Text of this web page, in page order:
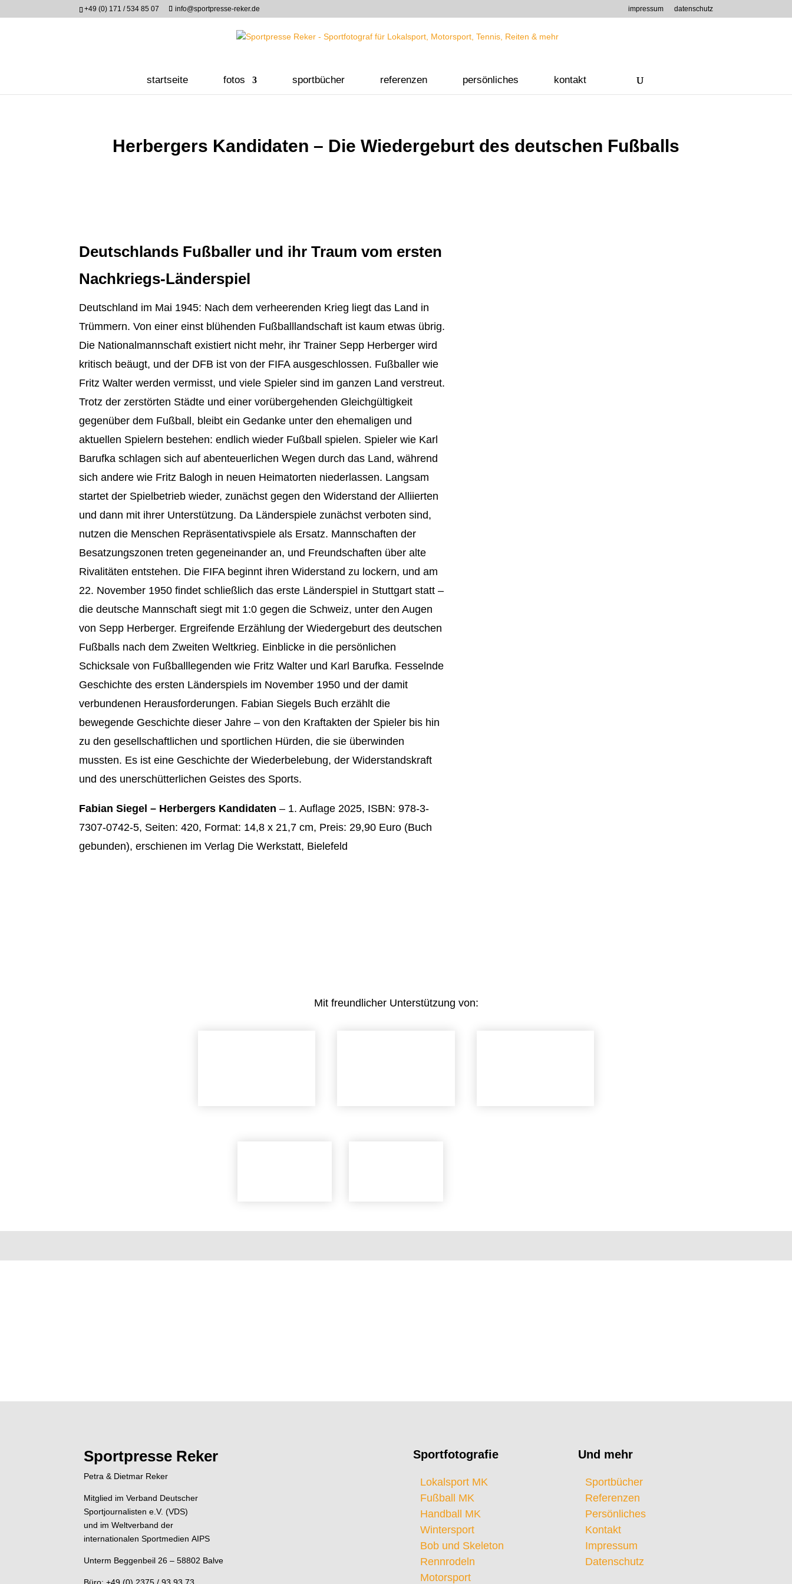
+49 (0) 171 / 534 85 07 info@sportpresse-reker.de impressum datenschutz
startseite fotos sportbücher referenzen persönliches kontakt
Herbergers Kandidaten – Die Wiedergeburt des deutschen Fußballs
Deutschlands Fußballer und ihr Traum vom ersten
Nachkriegs-Länderspiel
Deutschland im Mai 1945: Nach dem verheerenden Krieg liegt das Land in
Trümmern. Von einer einst blühenden Fußballlandschaft ist kaum etwas übrig.
Die Nationalmannschaft existiert nicht mehr, ihr Trainer Sepp Herberger wird
kritisch beäugt, und der DFB ist von der FIFA ausgeschlossen. Fußballer wie
Fritz Walter werden vermisst, und viele Spieler sind im ganzen Land verstreut.
Trotz der zerstörten Städte und einer vorübergehenden Gleichgültigkeit
gegenüber dem Fußball, bleibt ein Gedanke unter den ehemaligen und
aktuellen Spielern bestehen: endlich wieder Fußball spielen. Spieler wie Karl
Barufka schlagen sich auf abenteuerlichen Wegen durch das Land, während
sich andere wie Fritz Balogh in neuen Heimatorten niederlassen. Langsam
startet der Spielbetrieb wieder, zunächst gegen den Widerstand der Alliierten
und dann mit ihrer Unterstützung. Da Länderspiele zunächst verboten sind,
nutzen die Menschen Repräsentativspiele als Ersatz. Mannschaften der
Besatzungszonen treten gegeneinander an, und Freundschaften über alte
Rivalitäten entstehen. Die FIFA beginnt ihren Widerstand zu lockern, und am
22. November 1950 findet schließlich das erste Länderspiel in Stuttgart statt –
die deutsche Mannschaft siegt mit 1:0 gegen die Schweiz, unter den Augen
von Sepp Herberger. Ergreifende Erzählung der Wiedergeburt des deutschen
Fußballs nach dem Zweiten Weltkrieg. Einblicke in die persönlichen
Schicksale von Fußballlegenden wie Fritz Walter und Karl Barufka. Fesselnde
Geschichte des ersten Länderspiels im November 1950 und der damit
verbundenen Herausforderungen. Fabian Siegels Buch erzählt die
bewegende Geschichte dieser Jahre – von den Kraftakten der Spieler bis hin
zu den gesellschaftlichen und sportlichen Hürden, die sie überwinden
mussten. Es ist eine Geschichte der Wiederbelebung, der Widerstandskraft
und des unerschütterlichen Geistes des Sports.
Fabian Siegel – Herbergers Kandidaten – 1. Auflage 2025, ISBN: 978-3-
7307-0742-5, Seiten: 420, Format: 14,8 x 21,7 cm, Preis: 29,90 Euro (Buch
gebunden), erschienen im Verlag Die Werkstatt, Bielefeld
Mit freundlicher Unterstützung von:
Sportpresse Reker
Petra & Dietmar Reker
Mitglied im Verband Deutscher
Sportjournalisten e.V. (VDS)
und im Weltverband der
internationalen Sportmedien AIPS
Unterm Beggenbeil 26 – 58802 Balve
Sportfotografie
Lokalsport MK
Fußball MK
Handball MK
Wintersport
Bob und Skeleton
Rennrodeln
Motorsport
Und mehr
Sportbücher
Referenzen
Persönliches
Kontakt
Impressum
Datenschutz